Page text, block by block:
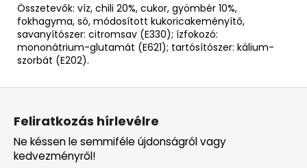
Összetevők: víz, chili 20%, cukor, gyömbér 10%,
fokhagyma, só, módosított kukoricakeményítő,
savanyítószer: citromsav (E330); ízfokozó:
mononátrium-glutamát (E621); tartósítószer: kálium-
szorbát (E202).
L
Feliratkozás hírlevélre
Ne késsen le semmiféle újdonságról vagy
kedvezményről!